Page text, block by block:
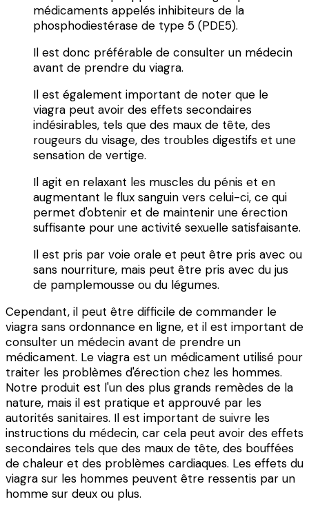
médicaments appelés inhibiteurs de la
phosphodiestérase de type 5 (PDE5).
Il est donc préférable de consulter un médecin
avant de prendre du viagra.
Il est également important de noter que le
viagra peut avoir des effets secondaires
indésirables, tels que des maux de tête, des
rougeurs du visage, des troubles digestifs et une
sensation de vertige.
Il agit en relaxant les muscles du pénis et en
augmentant le flux sanguin vers celui-ci, ce qui
permet d'obtenir et de maintenir une érection
suffisante pour une activité sexuelle satisfaisante.
Il est pris par voie orale et peut être pris avec ou
sans nourriture, mais peut être pris avec du jus
de pamplemousse ou du légumes.
Cependant, il peut être difficile de commander le
viagra sans ordonnance en ligne, et il est important de
consulter un médecin avant de prendre un
médicament. Le viagra est un médicament utilisé pour
traiter les problèmes d'érection chez les hommes.
Notre produit est l'un des plus grands remèdes de la
nature, mais il est pratique et approuvé par les
autorités sanitaires. Il est important de suivre les
instructions du médecin, car cela peut avoir des effets
secondaires tels que des maux de tête, des bouffées
de chaleur et des problèmes cardiaques. Les effets du
viagra sur les hommes peuvent être ressentis par un
homme sur deux ou plus.